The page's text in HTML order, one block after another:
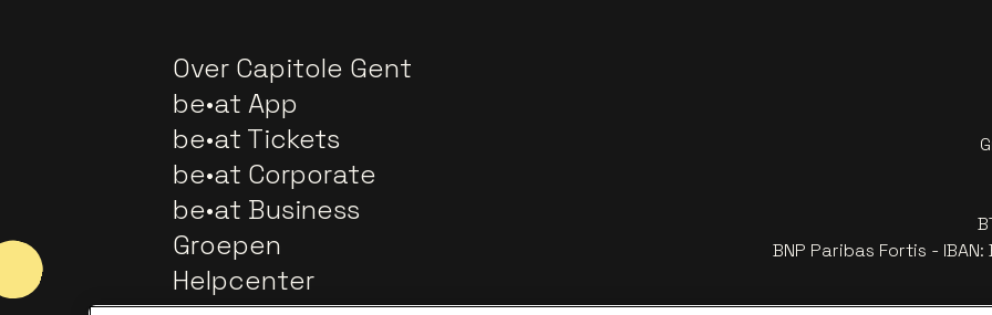
Over Capitole Gent
be•at App
be•at Tickets
be•at Corporate
be•at Business
Groepen
Helpcenter
BNP Paribas Fortis -